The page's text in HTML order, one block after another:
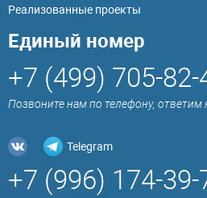
Реализованные проекты
Единый номер
+7 (499) 705-82-
Позвоните нам по телефону, ответим
Telegram
+7 (996) 174-39-